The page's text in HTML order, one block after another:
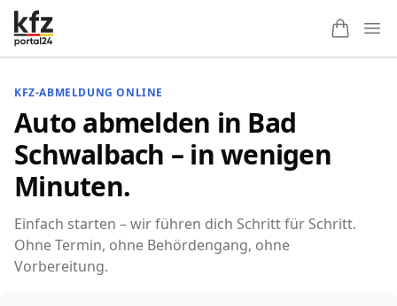
KFZ-ABMELDUNG ONLINE
Auto abmelden in Bad
Schwalbach – in wenigen
Minuten.
Einfach starten – wir führen dich Schritt für Schritt.
Ohne Termin, ohne Behördengang, ohne
Vorbereitung.